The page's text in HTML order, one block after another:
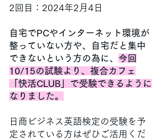
2回目：2024年2月4日
自宅でPCやインターネット環境が
整っていない方や、自宅だと集中
できないという方の為に、 今回
10/15の試験より、複合カフェ
「快活CLUB」で受験できるように
なりました。
日商ビジネス英語検定の受験を予
定されている方はぜひご活用くだ